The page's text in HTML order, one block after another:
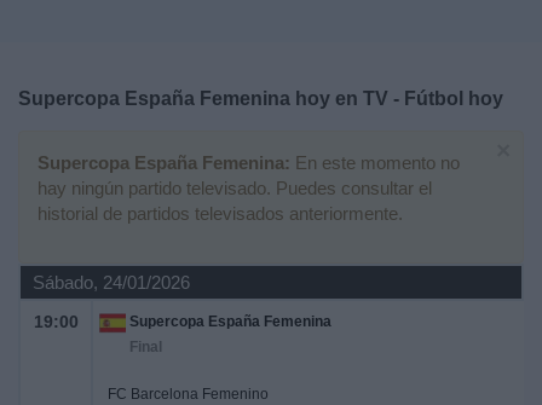
Supercopa España Femenina hoy en TV - Fútbol hoy
Supercopa España Femenina: En este momento no
hay ningún partido televisado. Puedes consultar el
historial de partidos televisados anteriormente.
Sábado, 24/01/2026
19:00
Supercopa España Femenina
Final
FC Barcelona Femenino
Noticias
Widget